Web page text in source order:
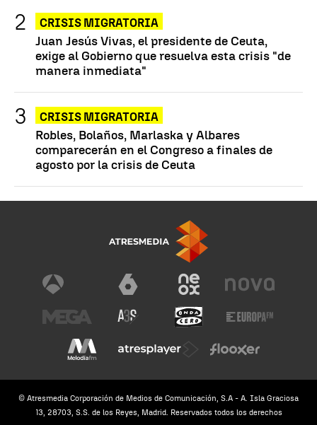
CRISIS MIGRATORIA
Juan Jesús Vivas, el presidente de Ceuta,
exige al Gobierno que resuelva esta crisis "de
manera inmediata"
CRISIS MIGRATORIA
Robles, Bolaños, Marlaska y Albares
comparecerán en el Congreso a finales de
agosto por la crisis de Ceuta
© Atresmedia Corporación de Medios de Comunicación, S.A - A. Isla Graciosa
13, 28703, S.S. de los Reyes, Madrid. Reservados todos los derechos